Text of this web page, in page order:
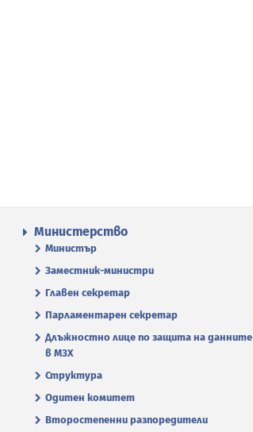
Министерство
Министър
Заместник-министри
Главен секретар
Парламентарен секретар
Длъжностно лице по защита на данните
в МЗХ
Структура
Одитен комитет
Второстепенни разпоредители